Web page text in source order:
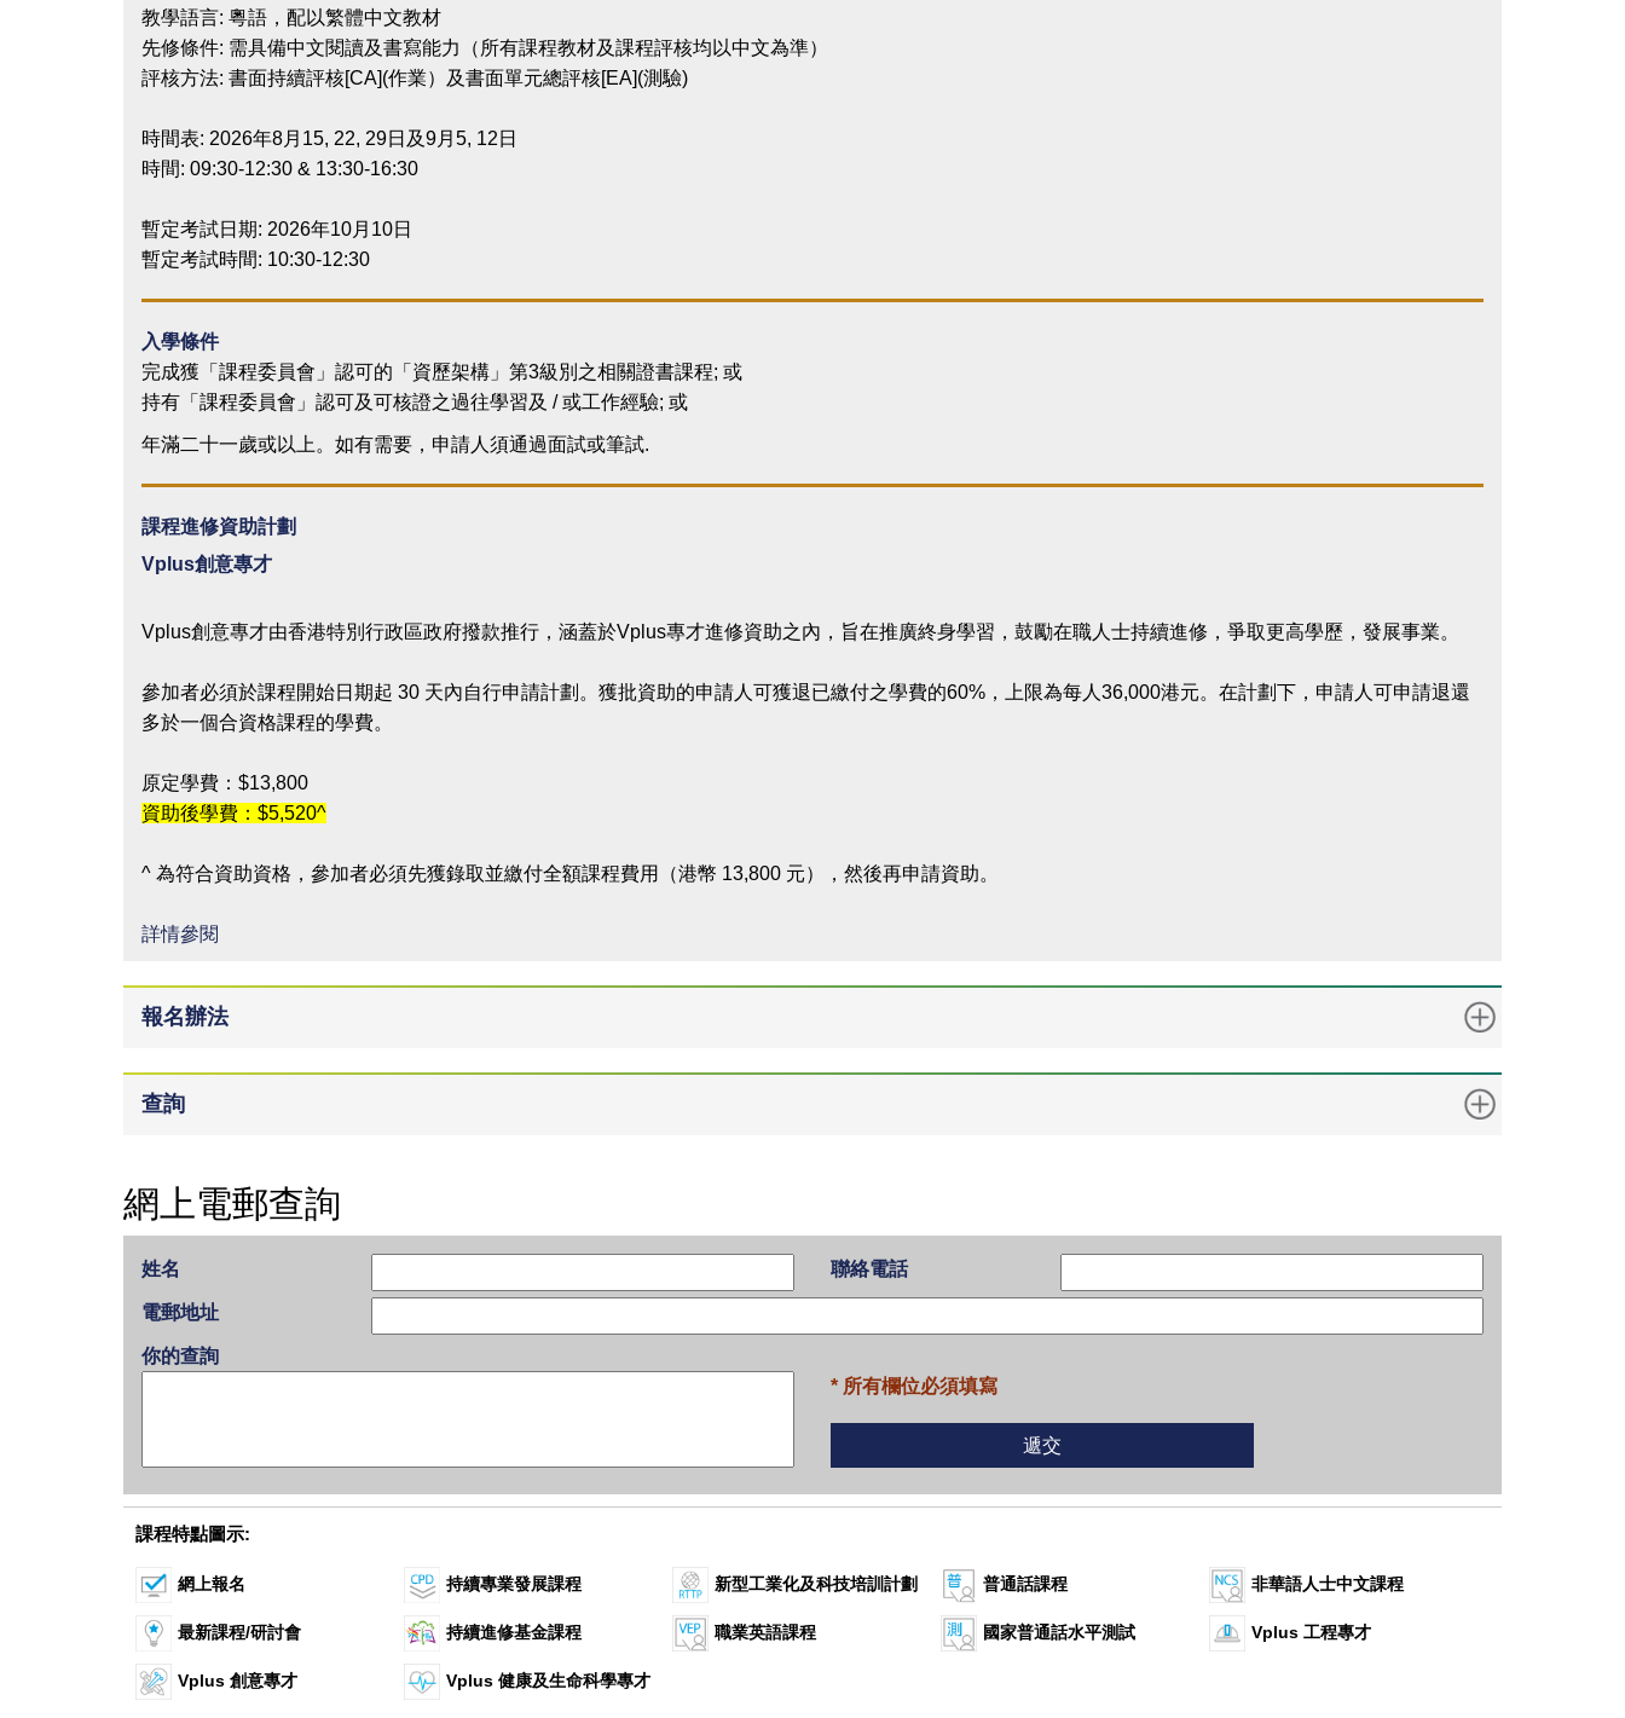
教學語言: 粵語，配以繁體中文教材
先修條件: 需具備中文閱讀及書寫能力（所有課程教材及課程評核均以中文為準）
評核方法: 書面持續評核[CA](作業）及書面單元總評核[EA](測驗)
時間表: 2026年8月15, 22, 29日及9月5, 12日
時間: 09:30-12:30 & 13:30-16:30
暫定考試日期: 2026年10月10日
暫定考試時間: 10:30-12:30
入學條件
完成獲「課程委員會」認可的「資歷架構」第3級別之相關證書課程; 或
持有「課程委員會」認可及可核證之過往學習及 / 或工作經驗; 或
年滿二十一歲或以上。如有需要，申請人須通過面試或筆試.
課程進修資助計劃
Vplus創意專才
Vplus創意專才由香港特別行政區政府撥款推行，涵蓋於Vplus專才進修資助之內，旨在推廣終身學習，鼓勵在職人士持續進修，爭取更高學歷，發展事業。
參加者必須於課程開始日期起 30 天內自行申請計劃。獲批資助的申請人可獲退已繳付之學費的60%，上限為每人36,000港元。在計劃下，申請人可申請退還
多於一個合資格課程的學費。
原定學費：$13,800
資助後學費：$5,520^
^ 為符合資助資格，參加者必須先獲錄取並繳付全額課程費用（港幣 13,800 元），然後再申請資助。
詳情參閱
報名辦法
查詢
網上電郵查詢
姓名 聯絡電話
電郵地址
你的查詢
* 所有欄位必須填寫
課程特點圖示:
網上報名 持續專業發展課程 新型工業化及科技培訓計劃 普通話課程 非華語人士中文課程
最新課程/研討會 持續進修基金課程 職業英語課程 國家普通話水平測試 Vplus 工程專才
Vplus 創意專才 Vplus 健康及生命科學專才